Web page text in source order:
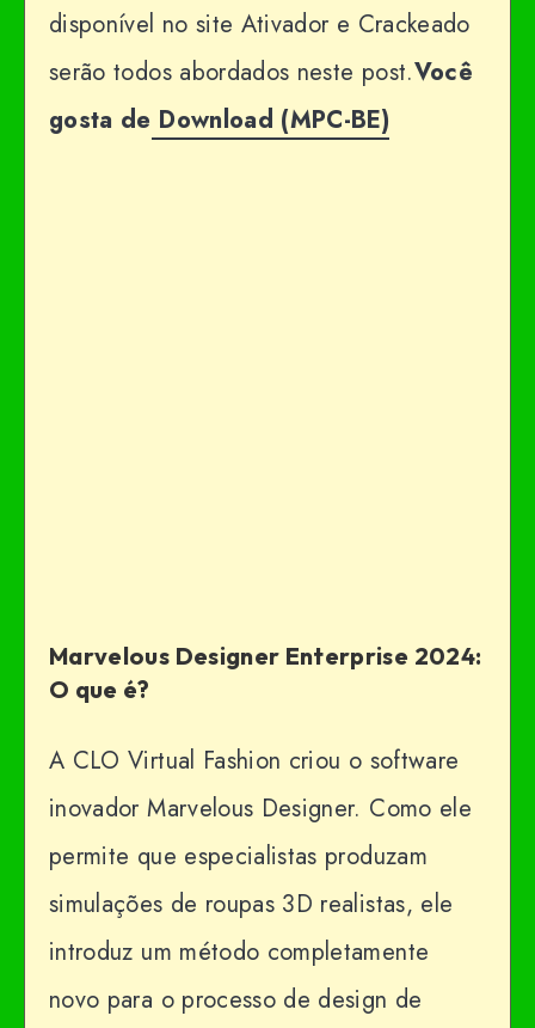
disponível no site Ativador e Crackeado
serão todos abordados neste post.Você
gosta de Download (MPC-BE)
Marvelous Designer Enterprise 2024:
O que é?
A CLO Virtual Fashion criou o software
inovador Marvelous Designer. Como ele
permite que especialistas produzam
simulações de roupas 3D realistas, ele
introduz um método completamente
novo para o processo de design de